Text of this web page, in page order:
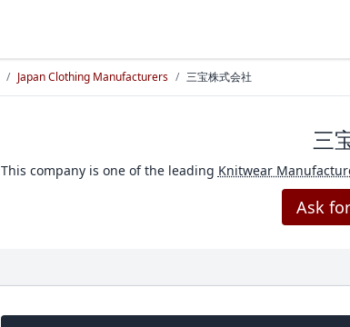
/ Japan Clothing Manufacturers / 三宝株式会社
三
This company is one of the leading Knitwear
Ask